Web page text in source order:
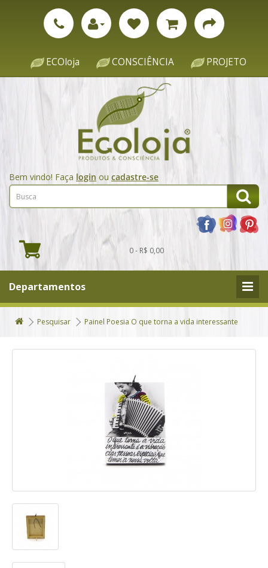
ECOloja CONSCIÊNCIA PROJETO
Bem vindo! Faça login ou cadastre-se
0 - R$ 0,00
Departamentos
Pesquisar Painel Poesia O que torna a vida interessante